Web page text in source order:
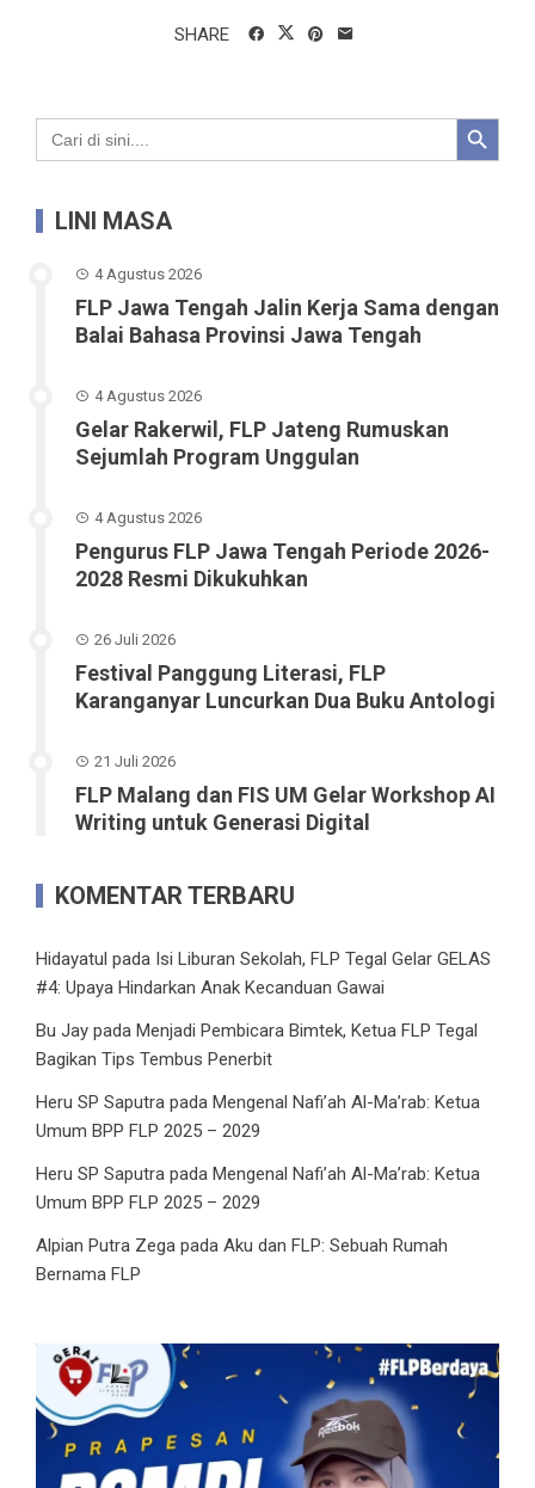
SHARE
Search
for:
Search Button
LINI MASA
4 Agustus 2026
FLP Jawa Tengah Jalin Kerja Sama dengan
Balai Bahasa Provinsi Jawa Tengah
4 Agustus 2026
Gelar Rakerwil, FLP Jateng Rumuskan
Sejumlah Program Unggulan
4 Agustus 2026
Pengurus FLP Jawa Tengah Periode 2026-
2028 Resmi Dikukuhkan
26 Juli 2026
Festival Panggung Literasi, FLP
Karanganyar Luncurkan Dua Buku Antologi
21 Juli 2026
FLP Malang dan FIS UM Gelar Workshop AI
Writing untuk Generasi Digital
KOMENTAR TERBARU
Hidayatul pada Isi Liburan Sekolah, FLP Tegal Gelar GELAS
#4: Upaya Hindarkan Anak Kecanduan Gawai
Bu Jay pada Menjadi Pembicara Bimtek, Ketua FLP Tegal
Bagikan Tips Tembus Penerbit
Heru SP Saputra pada Mengenal Nafi’ah Al-Ma’rab: Ketua
Umum BPP FLP 2025 – 2029
Heru SP Saputra pada Mengenal Nafi’ah Al-Ma’rab: Ketua
Umum BPP FLP 2025 – 2029
Alpian Putra Zega pada Aku dan FLP: Sebuah Rumah
Bernama FLP